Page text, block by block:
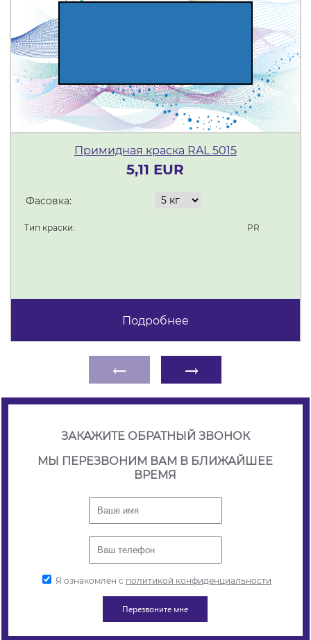
Примидная краска RAL 5015
5,11 EUR
Фасовка:
Тип краски: PR
Подробнее
← →
ЗАКАЖИТЕ ОБРАТНЫЙ ЗВОНОК
МЫ ПЕРЕЗВОНИМ ВАМ В БЛИЖАЙШЕЕ
ВРЕМЯ
Я ознакомлен с политикой конфиденциальности